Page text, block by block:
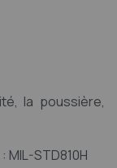
la poussière,
STD810H